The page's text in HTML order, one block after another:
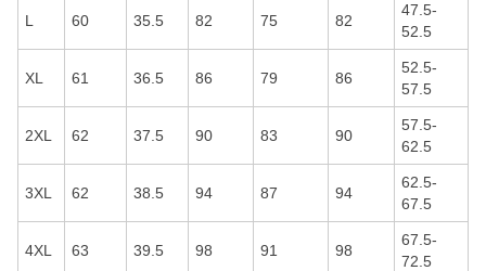
L 60 35.5 82 75 82
47.5-
52.5
XL 61 36.5 86 79 86
52.5-
57.5
2XL 62 37.5 90 83 90
57.5-
62.5
3XL 62 38.5 94 87 94
62.5-
67.5
4XL 63 39.5 98 91 98
67.5-
72.5